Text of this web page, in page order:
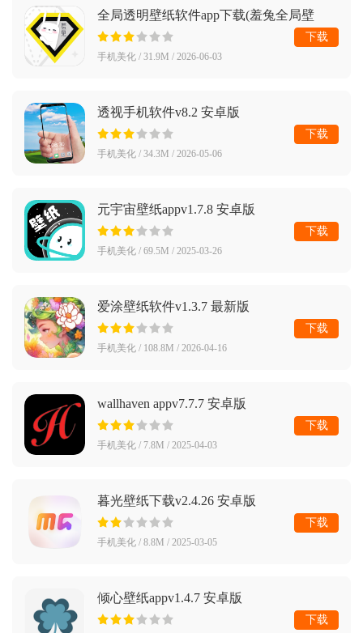
全局透明壁纸软件app下载(羞兔全局壁
纸)v8.3.9 安卓版
手机美化 / 31.9M / 2026-06-03
下载
透视手机软件v8.2 安卓版
手机美化 / 34.3M / 2026-05-06
下载
元宇宙壁纸appv1.7.8 安卓版
手机美化 / 69.5M / 2025-03-26
下载
爱涂壁纸软件v1.3.7 最新版
手机美化 / 108.8M / 2026-04-16
下载
wallhaven appv7.7.7 安卓版
手机美化 / 7.8M / 2025-04-03
下载
暮光壁纸下载v2.4.26 安卓版
手机美化 / 8.8M / 2025-03-05
下载
倾心壁纸appv1.4.7 安卓版
下载